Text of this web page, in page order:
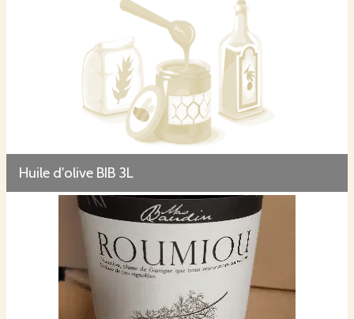
Huile d'olive BIB 3L